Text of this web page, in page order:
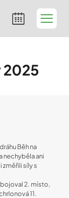
2025
Běh na
nechyběla ani
síly s
2. místo,
11.